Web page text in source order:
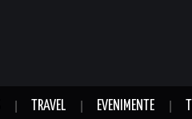
TRAVEL EVENIMENTE